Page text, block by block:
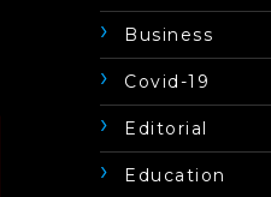
Business
Covid-19
Editorial
Education